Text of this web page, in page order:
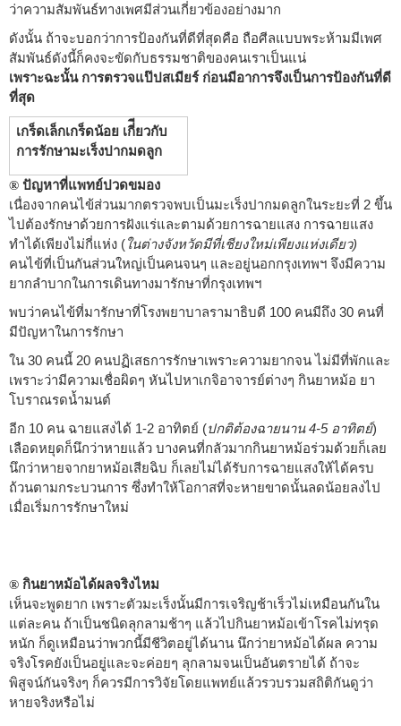
ว่าความสัมพันธ์ทางเพศมีส่วนเกี่ยวข้องอย่างมาก
ดังนั้น ถ้าจะบอกว่าการป้องกันที่ดีที่สุดคือ ถือศีลแบบพระห้ามมีเพศ
สัมพันธ์ดังนี้ก็คงจะขัดกับธรรมชาติของคนเราเป็นแน่
เพราะฉะนั้น การตรวจแป๊ปสเมียร์ ก่อนมีอาการจึงเป็นการป้องกันที่ดี
ที่สุด
เกร็ดเล็กเกร็ดน้อย เกี่ียวกับ
การรักษามะเร็งปากมดลูก
® ปัญหาที่แพทย์ปวดขมอง
เนื่องจากคนไข้ส่วนมากตรวจพบเป็นมะเร็งปากมดลูกในระยะที่ 2 ขึ้น
ไปต้องรักษาด้วยการฝังแร่และตามด้วยการฉายแสง การฉายแสง
ทำได้เพียงไม่กี่แห่ง (ในต่างจังหวัดมีที่เชียงใหม่เพียงแห่งเดียว)
คนไข้ที่เป็นกันส่วนใหญ่เป็นคนจนๆ และอยู่นอกกรุงเทพฯ จึงมีความ
ยากลำบากในการเดินทางมารักษาที่กรุงเทพฯ
พบว่าคนไข้ที่มารักษาที่โรงพยาบาลรามาธิบดี 100 คนมีถึง 30 คนที่
มีปัญหาในการรักษา
ใน 30 คนนี้ 20 คนปฏิเสธการรักษาเพราะความยากจน ไม่มีที่พักและ
เพราะว่ามีความเชื่อผิดๆ หันไปหาเกจิอาจารย์ต่างๆ กินยาหม้อ ยา
โบราณรดน้ำมนต์
อีก 10 คน ฉายแสงได้ 1-2 อาทิตย์ (ปกติต้องฉายนาน 4-5 อาทิตย์)
เลือดหยุดก็นึกว่าหายแล้ว บางคนที่กลัวมากกินยาหม้อร่วมด้วยก็เลย
นึกว่าหายจากยาหม้อเสียฉิบ ก็เลยไม่ได้รับการฉายแสงให้ได้ครบ
ถ้วนตามกระบวนการ ซึ่งทำให้โอกาสที่จะหายขาดนั้นลดน้อยลงไป
เมื่อเริ่มการรักษาใหม่
® กินยาหม้อได้ผลจริงไหม
เห็นจะพูดยาก เพราะตัวมะเร็งนั้นมีการเจริญช้าเร็วไม่เหมือนกันใน
แต่ละคน ถ้าเป็นชนิดลุกลามช้าๆ แล้วไปกินยาหม้อเข้าโรคไม่ทรุด
หนัก ก็ดูเหมือนว่าพวกนี้มีชีวิตอยู่ได้นาน นึกว่ายาหม้อได้ผล ความ
จริงโรคยังเป็นอยู่และจะค่อยๆ ลุกลามจนเป็นอันตรายได้ ถ้าจะ
พิสูจน์กันจริงๆ ก็ควรมีการวิจัยโดยแพทย์แล้วรวบรวมสถิติกันดูว่า
หายจริงหรือไม่